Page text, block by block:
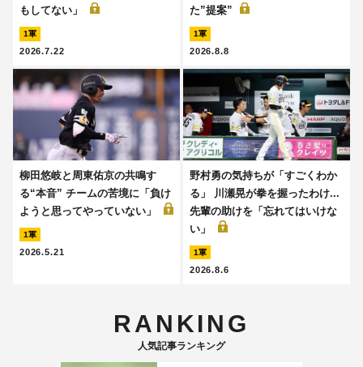
もしてない」
1軍
2026.7.22
た”提案”
1軍
2026.8.8
柳田悠岐と周東佑京の共鳴す
る“本音” チームの苦境に「負け
ようと思ってやっていない」
1軍
2026.5.21
野村勇の気持ちが「すごくわか
る」 川瀬晃が拳を握ったわけ...
先輩の助けを「忘れてはいけな
い」
1軍
2026.8.6
RANKING
人気記事ランキング